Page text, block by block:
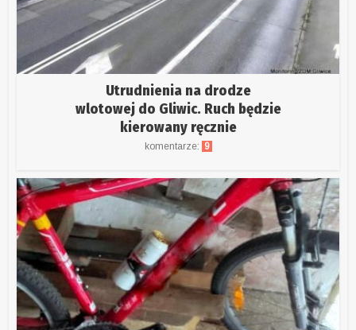
Utrudnienia na drodze
wlotowej do Gliwic. Ruch będzie
kierowany ręcznie
komentarze: 9